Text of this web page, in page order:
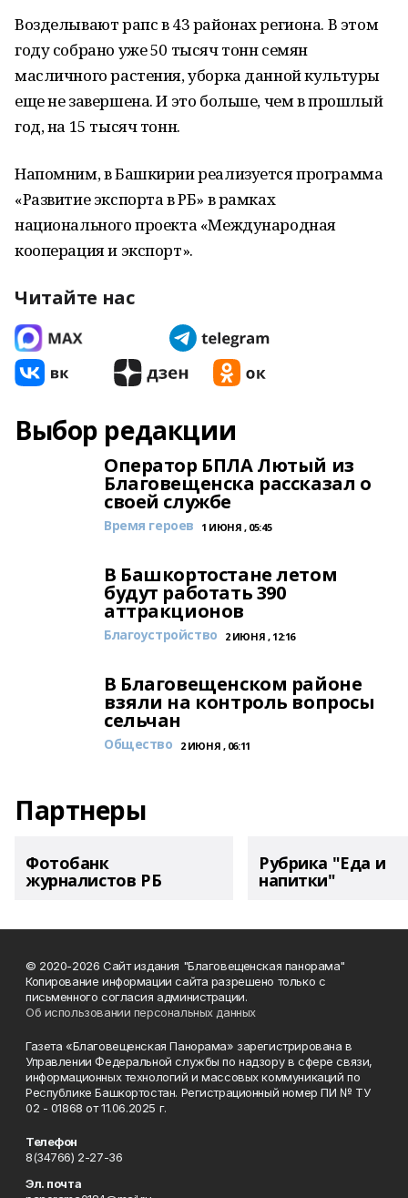
Возделывают рапс в 43 районах региона. В этом
году собрано уже 50 тысяч тонн семян
масличного растения, уборка данной культуры
еще не завершена. И это больше, чем в прошлый
год, на 15 тысяч тонн.
Напомним, в Башкирии реализуется программа
«Развитие экспорта в РБ» в рамках
национального проекта «Международная
кооперация и экспорт».
Читайте нас
Выбор редакции
Оператор БПЛА Лютый из
Благовещенска рассказал о
своей службе
Время героев 1 ИЮНЯ , 05:45
В Башкортостане летом
будут работать 390
аттракционов
Благоустройство 2 ИЮНЯ , 12:16
В Благовещенском районе
взяли на контроль вопросы
сельчан
Общество 2 ИЮНЯ , 06:11
Партнеры
Фотобанк
журналистов РБ
Рубрика "Еда и
напитки"
© 2020-2026 Сайт издания "Благовещенская панорама"
Копирование информации сайта разрешено только с
письменного согласия администрации.
Об использовании персональных данных
Газета «Благовещенская Панорама» зарегистрирована в
Управлении Федеральной службы по надзору в сфере связи,
информационных технологий и массовых коммуникаций по
Республике Башкортостан. Регистрационный номер ПИ № ТУ
02 - 01868 от 11.06.2025 г.
Телефон
8(34766) 2-27-36
Эл. почта